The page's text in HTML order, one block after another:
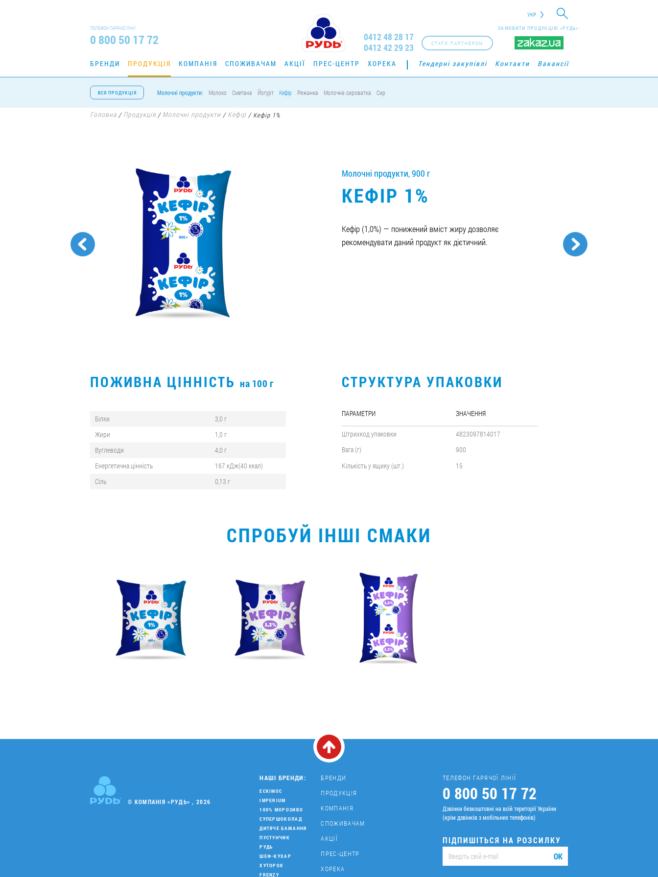
УКР
ТЕЛЕФОН ГАРЯЧОЇ ЛІНІЇ
0 800 50 17 72
ЗАМОВИТИ ПРОДУКЦІЮ «РУДЬ»:
СТАТИ ПАРТНЕРОМ
0412 48 28 17
0412 42 29 23
БРЕНДИ ПРОДУКЦІЯ КОМПАНІЯ СПОЖИВАЧАМ АКЦІЇ ПРЕС-ЦЕНТР ХОРЕКА Тендерні закупівлі Контакти Вакансії
ВСЯ ПРОДУКЦІЯ Молочні продукти: Молоко Сметана Йогурт Кефір Ряжанка Молочна сироватка Сир
Головна / Продукція / Молочні продукти / Кефір /Кефір 1%
Молочні продукти, 900 г
КЕФІР 1%
Кефір (1,0%) — понижений вміст жиру дозволяє
рекомендувати даний продукт як дієтичний.
ПОЖИВНА ЦІННІСТЬ на 100 г
Білки
3,0 г
Жири
1,0 г
Вуглеводи
4,0 г
Енергетична цінність
167 кДж(40 ккал)
Сіль
0,13 г
СТРУКТУРА УПАКОВКИ
ПАРАМЕТРИ ЗНАЧЕННЯ
Штрихкод упаковки
4823097814017
Вага (г)
900
Кількість у ящику (шт.)
15
СПРОБУЙ ІНШІ СМАКИ
© КОМПАНІЯ «РУДЬ» , 2026
НАШІ БРЕНДИ:
ЕСКІМОС
IMPERIUM
100% МОРОЗИВО
СУПЕРШОКОЛАД
ДИТЯЧЕ БАЖАННЯ
ПУСТУНЧИК
РУДЬ
ШЕФ-КУХАР
ХУТОРОК
FRENZY
БРЕНДИ
ПРОДУКЦІЯ
КОМПАНІЯ
СПОЖИВАЧАМ
АКЦІЇ
ПРЕС-ЦЕНТР
ХОРЕКА
ТЕЛЕФОН ГАРЯЧОЇ ЛІНІЇ
0 800 50 17 72
Дзвінки безкоштовні на всій території України
(крім дзвінків з мобільних телефонів)
ПІДПИШІТЬСЯ НА РОЗСИЛКУ
ОК